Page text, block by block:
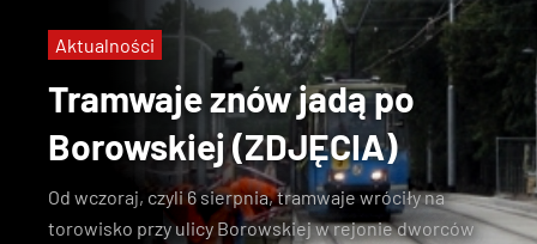
Tramwaje znów jadą po
Borowskiej (ZDJĘCIA)
Od wczoraj, czyli 6 sierpnia, tramwaje wróciły na
torowisko przy ulicy Borowskiej w rejonie dworców
Aktualności